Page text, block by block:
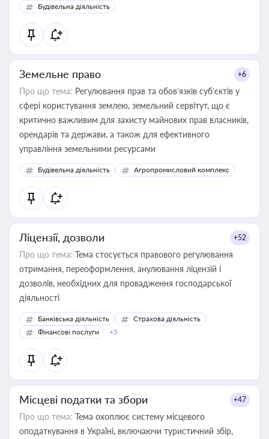
Будівельна діяльність
Земельне право +6
Про що тема: Регулювання прав та обов’язків суб’єктів у
сфері користування землею, земельний сервітут, що є
критично важливим для захисту майнових прав власників,
орендарів та держави, а також для ефективного
управління земельними ресурсами
Будівельна діяльність Агропромисловий комплекс
Ліцензії, дозволи +52
Про що тема: Тема стосується правового регулювання
отримання, переоформлення, анулювання ліцензій і
дозволів, необхідних для провадження господарської
діяльності
Банківська діяльність
Страхова діяльність
Фінансові послуги
+5
Місцеві податки та збори +47
Про що тема: Тема охоплює систему місцевого
оподаткування в Україні, включаючи туристичний збір,